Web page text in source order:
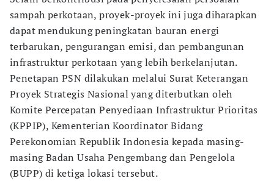
sampah perkotaan, proyek-proyek ini juga diharapkan
dapat mendukung peningkatan bauran energi
terbarukan, pengurangan emisi, dan pembangunan
infrastruktur perkotaan yang lebih berkelanjutan.
Penetapan PSN dilakukan melalui Surat Keterangan
Proyek Strategis Nasional yang diterbutkan oleh
Komite Percepatan Penyediaan Infrastruktur Prioritas
(KPPIP), Kementerian Koordinator Bidang
Perekonomian Republik Indonesia kepada masing-
masing Badan Usaha Pengembang dan Pengelola
(BUPP) di ketiga lokasi tersebut.